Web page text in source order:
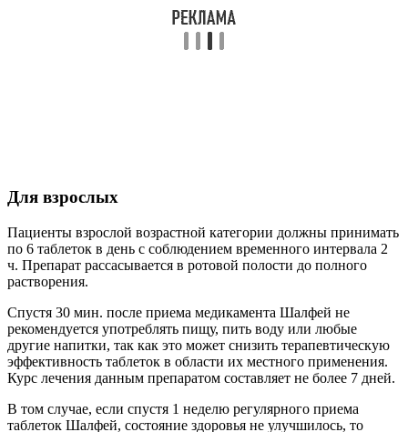
Для взрослых
Пациенты взрослой возрастной категории должны принимать
по 6 таблеток в день с соблюдением временного интервала 2
ч. Препарат рассасывается в ротовой полости до полного
растворения.
Спустя 30 мин. после приема медикамента Шалфей не
рекомендуется употреблять пищу, пить воду или любые
другие напитки, так как это может снизить терапевтическую
эффективность таблеток в области их местного применения.
Курс лечения данным препаратом составляет не более 7 дней.
В том случае, если спустя 1 неделю регулярного приема
таблеток Шалфей, состояние здоровья не улучшилось, то